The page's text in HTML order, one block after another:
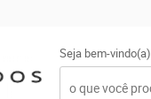
Seja bem-